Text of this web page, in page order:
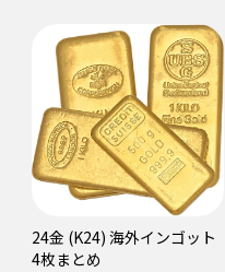
24金 (K24) 海外インゴット
4枚まとめ